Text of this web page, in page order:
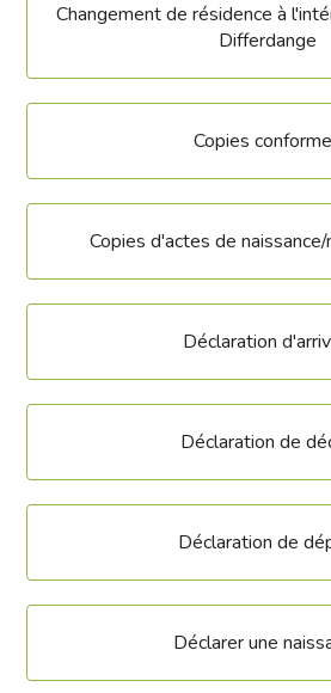
Changement de résidence à
Differdange
Copies
Copies d'actes de
Déclaration
Déclaration de
Déclaration de
Déclarer une